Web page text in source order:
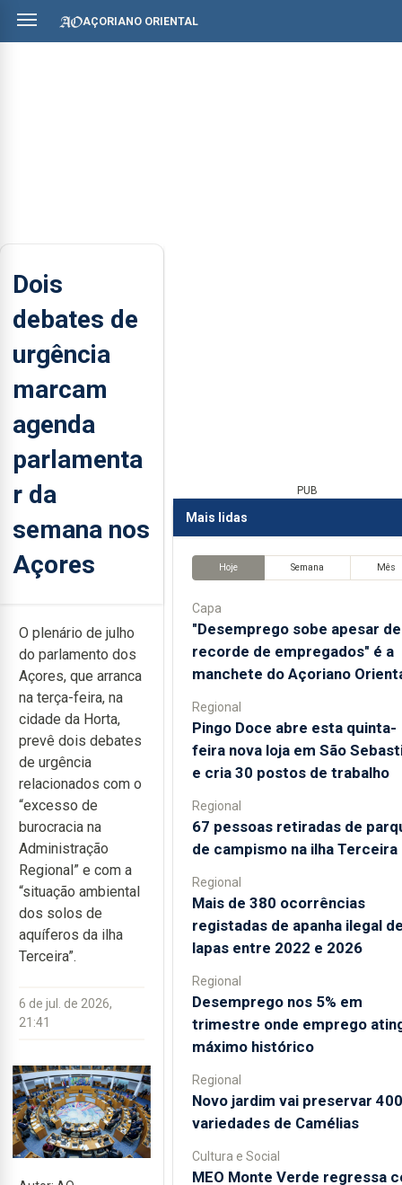
AÇORIANO ORIENTAL
Dois
debates de
urgência
marcam
agenda
parlamenta
r da
semana nos
Açores
O plenário de julho
do parlamento dos
Açores, que arranca
na terça-feira, na
cidade da Horta,
prevê dois debates
de urgência
relacionados com o
“excesso de
burocracia na
Administração
Regional” e com a
“situação ambiental
dos solos de
aquíferos da ilha
Terceira”.
6 de jul. de 2026,
21:41
PUB
Mais lidas
Hoje Semana Mês
Capa
"Desemprego sobe apesar de
recorde de empregados" é a
manchete do Açoriano
Regional
Pingo Doce abre esta quinta-
feira nova loja em São
e cria 30 postos de trabalho
Regional
67 pessoas retiradas de
de campismo na ilha Terceira
Regional
Mais de 380 ocorrências
registadas de apanha ilegal
lapas entre 2022 e 2026
Regional
Desemprego nos 5% em
trimestre onde emprego
máximo histórico
Regional
Novo jardim vai preservar 400
variedades de Camélias
Cultura e Social
MEO Monte Verde regressa